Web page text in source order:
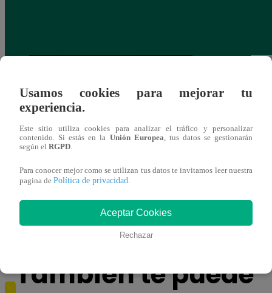
¿Yahaira Plasencia y Maritza Rodríguez
más unidas que nunca?
También te puede
Usamos cookies para mejorar tu
experiencia.
Este sitio utiliza cookies para analizar el tráfico y personalizar
contenido. Si estás en la Unión Europea, tus datos se gestionarán
según el RGPD.
Para conocer mejor como se utilizan tus datos te invitamos leer nuestra
pagina de Política de privacidad.
Aceptar Cookies
Rechazar